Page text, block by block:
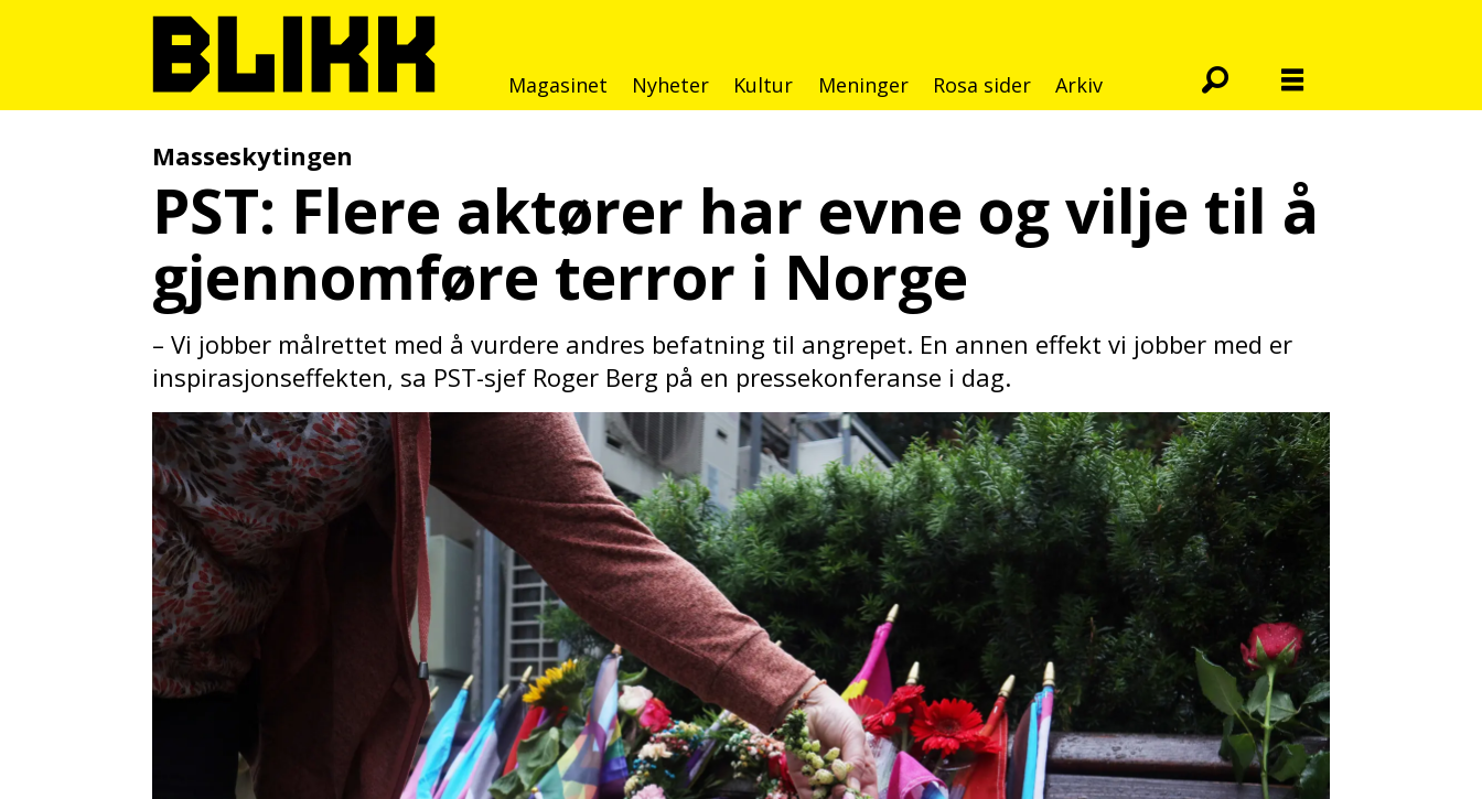
Magasinet Nyheter Kultur Meninger Rosa sider Arkiv
Masseskytingen
PST: Flere aktører har evne og vilje til å
gjennomføre terror i Norge
– Vi jobber målrettet med å vurdere andres befatning til angrepet. En annen effekt vi jobber med er
inspirasjonseffekten, sa PST-sjef Roger Berg på en pressekonferanse i dag.